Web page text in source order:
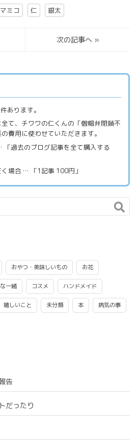
マミコ 仁 銀太
次の記事へ»
あります。
て、チワワの仁くんの「僧帽弁閉鎖不
費用に使わせていただきます。
過去のブログ記事を全て購入する
場合 … 「1記事 100円」
おやつ・美味しいもの お花
一緒 コスメ ハンドメイド
嬉しいこと 未分類 本 病気の事
告
だったり